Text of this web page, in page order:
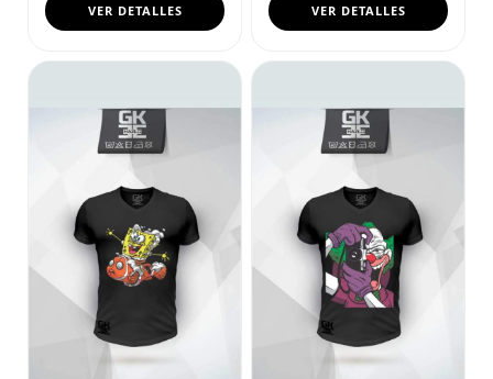
VER DETALLES VER DETALLES